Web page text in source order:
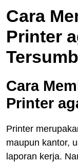
Cara
Printer
Cara
Printer
Printer
maupun kantor,
laporan kerja.